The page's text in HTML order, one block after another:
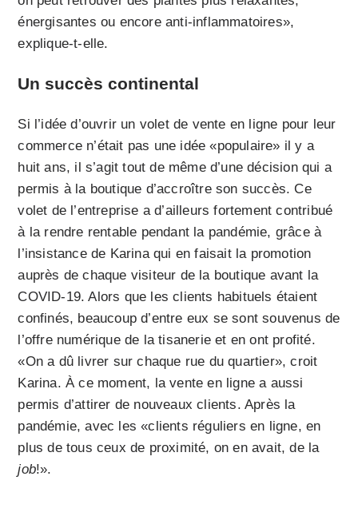
énergisantes ou encore anti-inflammatoires»,
explique-t-elle.
Un succès continental
Si l’idée d’ouvrir un volet de vente en ligne pour leur
commerce n’était pas une idée «populaire» il y a
huit ans, il s’agit tout de même d’une décision qui a
permis à la boutique d’accroître son succès. Ce
volet de l’entreprise a d’ailleurs fortement contribué
à la rendre rentable pendant la pandémie, grâce à
l’insistance de Karina qui en faisait la promotion
auprès de chaque visiteur de la boutique avant la
COVID-19. Alors que les clients habituels étaient
confinés, beaucoup d’entre eux se sont souvenus de
l’offre numérique de la tisanerie et en ont profité.
«On a dû livrer sur chaque rue du quartier», croit
Karina. À ce moment, la vente en ligne a aussi
permis d’attirer de nouveaux clients. Après la
pandémie, avec les «clients réguliers en ligne, en
plus de tous ceux de proximité, on en avait, de la
job!».